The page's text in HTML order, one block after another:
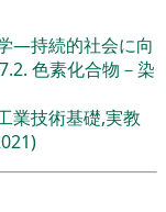
―持続的社会に向
色素化合物－染
業技術基礎,実教